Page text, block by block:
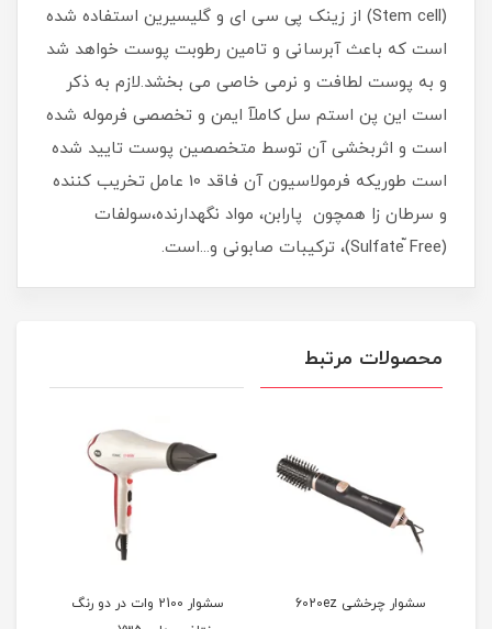
(Stem cell) از زینک پی سی ای و گلیسیرین استفاده شده
است که باعث آبرسانی و تامین رطوبت پوست خواهد شد
و به پوست لطافت و نرمی خاصی می بخشد.لازم به ذکر
است این پن استم سل کاملآ ایمن و تخصصی فرموله شده
است و اثربخشی آن توسط متخصصین پوست تایید شده
است طوریکه فرمولاسیون آن فاقد 10 عامل تخریب کننده
و سرطان زا همچون پارابن، مواد نگهدارنده،سولفات
(Sulfate ّFree)، ترکیبات صابونی و...است.
محصولات مرتبط
سشوار چرخشی 6020ez
سشوار 2100 وات در دو رنگ